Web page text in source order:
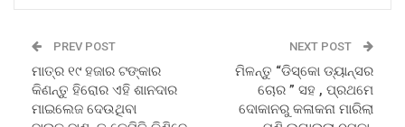
PREV POST
ମାତ୍ର ୧୯ ହଜାର ଟଙ୍କାର
କିଣନ୍ତୁ ହିରୋର ଏହି ଶାନଦାର
ମାଇଲେଜ ଦେଉଥିବା
NEXT POST
ମିଳନ୍ତୁ “ଡିସ୍କୋ ଡ୍ୟାନ୍ସର
ଚୋର ” ସହ , ପ୍ରଥମେ
ଦୋକାନରୁ କଳାକନା ମାରିଲା